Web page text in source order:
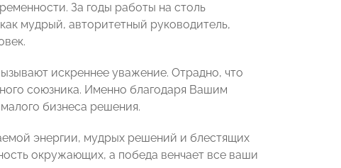
За годы работы на столь
мудрый, авторитетный руководитель,
искреннее уважение. Отрадно, что
союзника. Именно благодаря Вашим
бизнеса решения.
энергии, мудрых решений и блестящих
окружающих, а победа венчает все ваши